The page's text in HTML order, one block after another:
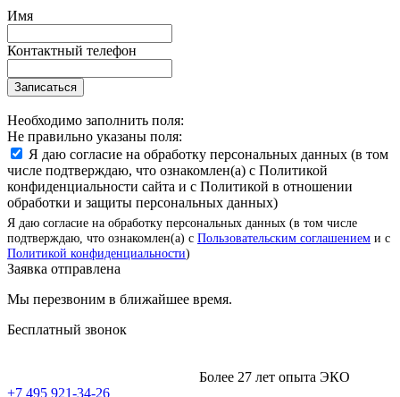
Имя
Контактный телефон
Записаться
Необходимо заполнить поля:
Не правильно указаны поля:
Я даю согласие на обработку персональных данных (в том
числе подтверждаю, что ознакомлен(а) с Политикой
конфиденциальности сайта и с Политикой в отношении
обработки и защиты персональных данных)
Я даю согласие на обработку персональных данных (в том числе
подтверждаю, что ознакомлен(а) с Пользовательским соглашением и с
Политикой конфиденциальности)
Заявка отправлена
Мы перезвоним в ближайшее время.
Бесплатный звонок
Более 27 лет опыта ЭКО
+7 495 921-34-26